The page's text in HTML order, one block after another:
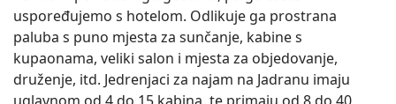
uspoređujemo s hotelom. Odlikuje ga prostrana
paluba s puno mjesta za sunčanje, kabine s
kupaonama, veliki salon i mjesta za objedovanje,
druženje, itd. Jedrenjaci za najam na Jadranu imaju